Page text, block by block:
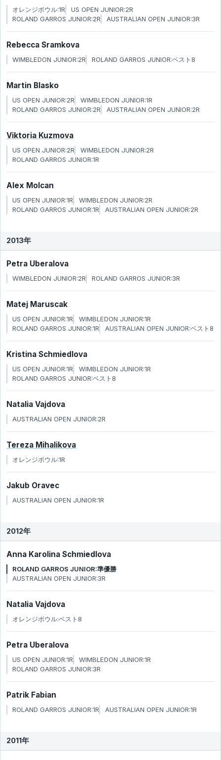
オレンジボウル:1R
US OPEN JUNIOR:2R
ROLAND GARROS JUNIOR:2R
AUSTRALIAN OPEN JUNIOR:3R
Rebecca Sramkova
WIMBLEDON JUNIOR:2R ROLAND GARROS JUNIOR:ベスト8
Martin Blasko
US OPEN JUNIOR:2R
WIMBLEDON JUNIOR:1R
ROLAND GARROS JUNIOR:2R
AUSTRALIAN OPEN JUNIOR:2R
Viktoria Kuzmova
US OPEN JUNIOR:2R
WIMBLEDON JUNIOR:2R
ROLAND GARROS JUNIOR:1R
Alex Molcan
US OPEN JUNIOR:1R
WIMBLEDON JUNIOR:2R
ROLAND GARROS JUNIOR:1R
AUSTRALIAN OPEN JUNIOR:2R
2013年
Petra Uberalova
WIMBLEDON JUNIOR:2R ROLAND GARROS JUNIOR:3R
Matej Maruscak
US OPEN JUNIOR:1R
WIMBLEDON JUNIOR:1R
ROLAND GARROS JUNIOR:1R
AUSTRALIAN OPEN JUNIOR:ベスト8
Kristina Schmiedlova
US OPEN JUNIOR:1R
WIMBLEDON JUNIOR:1R
ROLAND GARROS JUNIOR:ベスト8
Natalia Vajdova
AUSTRALIAN OPEN JUNIOR:2R
Tereza Mihalikova
オレンジボウル:1R
Jakub Oravec
AUSTRALIAN OPEN JUNIOR:1R
2012年
Anna Karolina Schmiedlova
ROLAND GARROS JUNIOR:準優勝
AUSTRALIAN OPEN JUNIOR:3R
Natalia Vajdova
オレンジボウル:ベスト8
Petra Uberalova
US OPEN JUNIOR:1R
WIMBLEDON JUNIOR:1R
ROLAND GARROS JUNIOR:3R
Patrik Fabian
ROLAND GARROS JUNIOR:1R AUSTRALIAN OPEN JUNIOR:1R
2011年